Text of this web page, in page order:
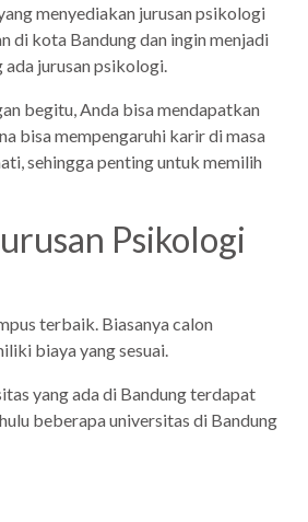
menyediakan jurusan psikologi
di kota Bandung dan ingin menjadi
jurusan psikologi.
begitu, Anda bisa mendapatkan
bisa mempengaruhi karir di masa
sehingga penting untuk memilih
Psikologi
terbaik. Biasanya calon
biaya yang sesuai.
yang ada di Bandung terdapat
beberapa universitas di Bandung